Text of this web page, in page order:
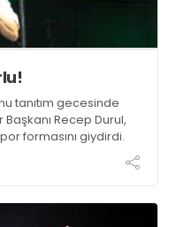
tanıtım gecesinde
Recep Durul,
formasını giydirdi.